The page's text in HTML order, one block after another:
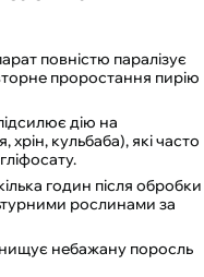
повністю паралізує
проростання пирію
дію на
кульбаба), які часто
годин після обробки
рослинами за
небажану поросль